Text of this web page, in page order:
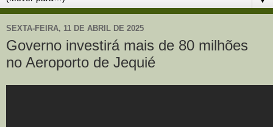
SEXTA-FEIRA, 11 DE ABRIL DE 2025
Governo investirá mais de 80 milhões
no Aeroporto de Jequié